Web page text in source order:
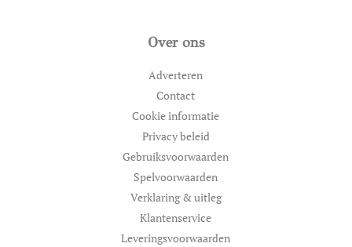
Over ons
Adverteren
Contact
Cookie informatie
Privacy beleid
Gebruiksvoorwaarden
Spelvoorwaarden
Verklaring & uitleg
Klantenservice
Leveringsvoorwaarden